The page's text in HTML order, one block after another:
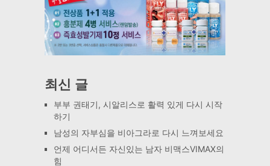
최신 글
부부 권태기, 시알리스로 활력 있게 다시 시작
하기
남성의 자부심을 비아그라로 다시 느껴보세요
언제 어디서든 자신있는 남자 비맥스VIMAX의
힘